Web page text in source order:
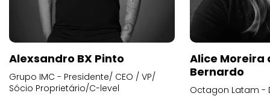
Alexsandro BX Pinto
Grupo IMC - Presidente/ CEO / VP/
Sócio Proprietário/C-level
Alice
Bernardo
Octagon Latam -